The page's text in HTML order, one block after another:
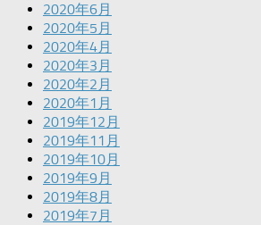
2020年6月
2020年5月
2020年4月
2020年3月
2020年2月
2020年1月
2019年12月
2019年11月
2019年10月
2019年9月
2019年8月
2019年7月